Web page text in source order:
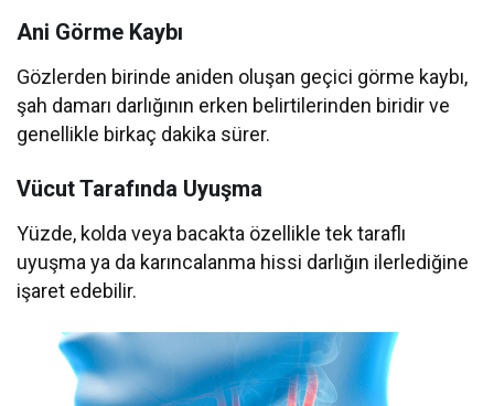
Ani Görme Kaybı
Gözlerden birinde aniden oluşan geçici görme kaybı,
şah damarı darlığının erken belirtilerinden biridir ve
genellikle birkaç dakika sürer.
Vücut Tarafında Uyuşma
Yüzde, kolda veya bacakta özellikle tek taraflı
uyuşma ya da karıncalanma hissi darlığın ilerlediğine
işaret edebilir.